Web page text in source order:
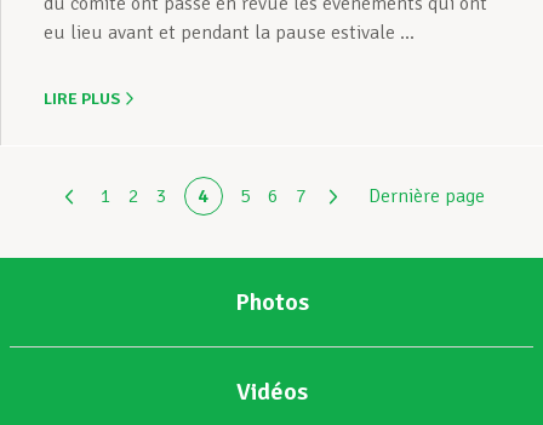
eu lieu avant et pendant la pause estivale ...
LIRE PLUS
1 2 3 4 5 6 7 Dernière page
Photos
Vidéos